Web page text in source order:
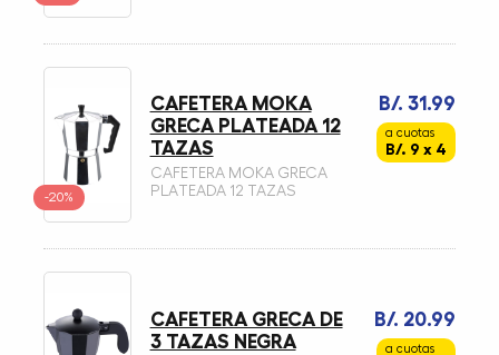
-20%
B/. 31.99
a cuotas
B/. 9 x 4
CAFETERA MOKA
GRECA PLATEADA 12
TAZAS
CAFETERA MOKA GRECA
PLATEADA 12 TAZAS
B/. 20.99
a cuotas
CAFETERA GRECA DE
3 TAZAS NEGRA